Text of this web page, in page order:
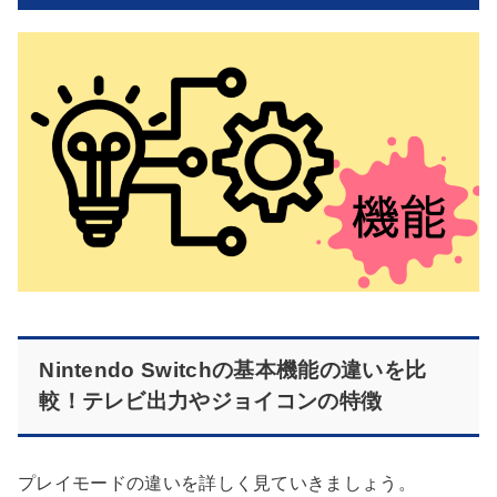
Nintendo Switchの基本機能の違いを比
較！テレビ出力やジョイコンの特徴
プレイモードの違いを詳しく見ていきましょう。